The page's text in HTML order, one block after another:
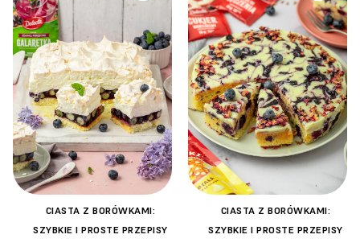
CIASTA Z BORÓWKAMI:
SZYBKIE I PROSTE PRZEPISY
CIASTA Z BORÓWKAMI:
SZYBKIE I PROSTE PRZEPISY